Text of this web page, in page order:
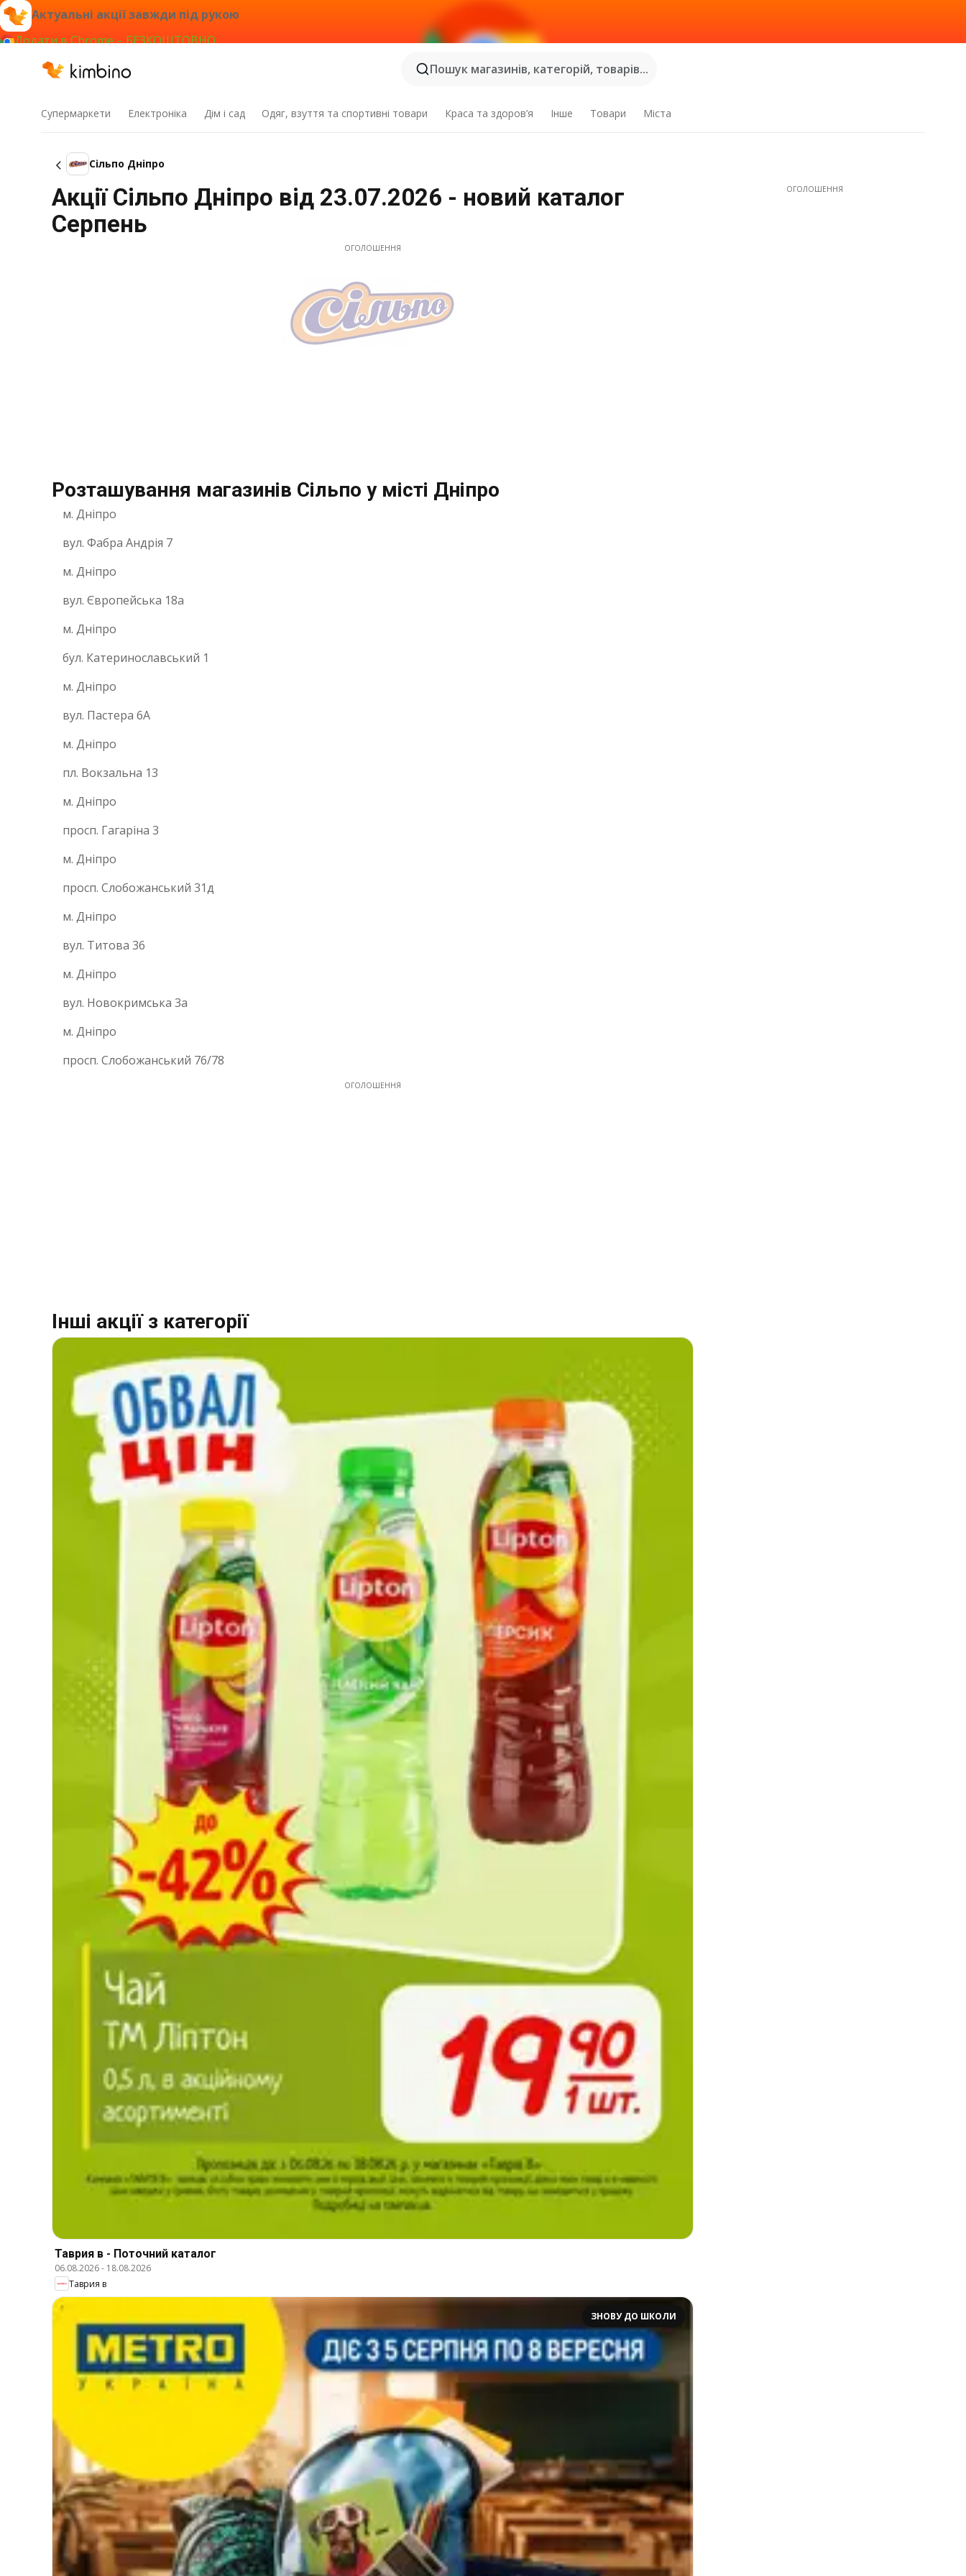
Актуальні акції завжди під рукою
Додати в Chrome – БЕЗКОШТОВНО
Пошук магазинів, категорій, товарів...
Супермаркети Електроніка Дім і сад Одяг, взуття та спортивні товари Краса та здоров’я Інше Товари Міста
Сільпо Дніпро
Акції Сільпо Дніпро від 23.07.2026 - новий каталог
Серпень
ОГОЛОШЕННЯ
Розташування магазинів Сільпо у місті Дніпро
м. Дніпро
вул. Фабра Андрія 7
м. Дніпро
вул. Європейська 18a
м. Дніпро
бул. Катеринославський 1
м. Дніпро
вул. Пастера 6А
м. Дніпро
пл. Вокзальна 13
м. Дніпро
просп. Гагаріна 3
м. Дніпро
просп. Слобожанський 31д
м. Дніпро
вул. Титова 36
м. Дніпро
вул. Новокримська 3а
м. Дніпро
просп. Слобожанський 76/78
ОГОЛОШЕННЯ
Інші акції з категорії
Таврия в - Поточний каталог
06.08.2026- 18.08.2026
Таврия в
ЗНОВУ ДО ШКОЛИ
ОГОЛОШЕННЯ